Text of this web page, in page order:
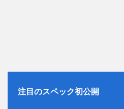
注目のスペック初公開